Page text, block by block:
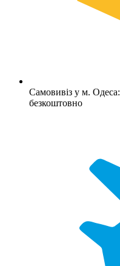
Самовивіз у м. Одеса:
безкоштовно